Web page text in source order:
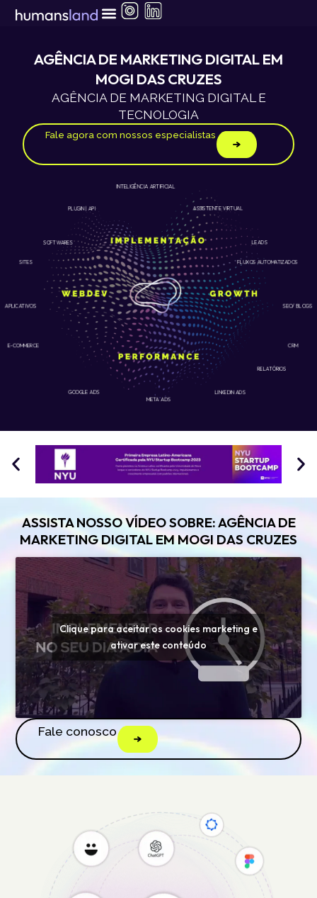
para
conteúdoAGÊNCIA DE MARKETING DIGITAL EM
MOGI DAS CRUZES
AGÊNCIA DE MARKETING DIGITAL E
TECNOLOGIA
Fale agora com nossos especialistas
GOOGLE ADS LINKEDIN ADS
APLICATIVOS
SITES
E-COMMERCE
META ADS
CRM
RELATÓRIOS
SEO/ BLOGS
FLUXOS AUTOMATIZADOS
INTELIGÊNCIA ARTIFICIAL
PLUGIN | API
SOFTWARES
ASSISTENTE VIRTUAL
LEADS
ASSISTA NOSSO VÍDEO SOBRE: AGÊNCIA DE
MARKETING DIGITAL EM MOGI DAS CRUZES
Clique para aceitar os cookies marketing e
ativar este conteúdo
Fale conosco